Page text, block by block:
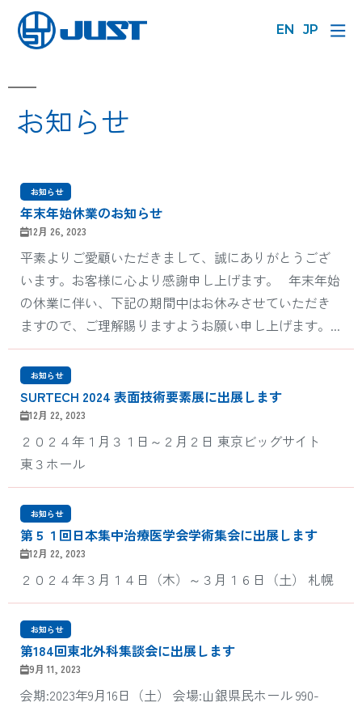
EN JP
‎ お知らせ
‎ お知らせ
年末年始休業のお知らせ
12月 26, 2023
平素よりご愛顧いただきまして、誠にありがとうござ
います。お客様に心より感謝申し上げます。 年末年始
の休業に伴い、下記の期間中はお休みさせていただき
ますので、ご理解賜りますようお願い申し上げます。...
‎ お知らせ
SURTECH 2024 表面技術要素展に出展します
12月 22, 2023
２０２４年１月３１日～２月２日 東京ビッグサイト
東３ホール
‎ お知らせ
第５１回日本集中治療医学会学術集会に出展します
12月 22, 2023
２０２４年３月１４日（木）～３月１６日（土） 札幌
‎ お知らせ
第184回東北外科集談会に出展します
9月 11, 2023
会期:2023年9月16日（土） 会場:山銀県民ホール 990-